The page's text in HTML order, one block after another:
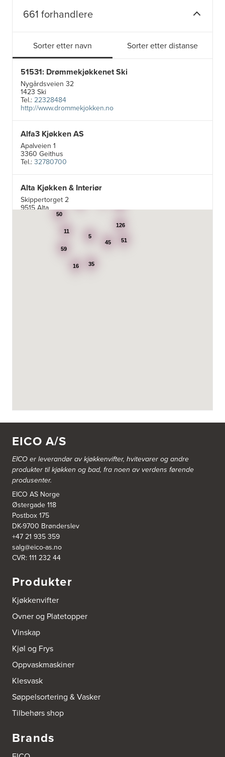
661 forhandlere
Sorter etter navn Sorter etter distanse
51531: Drømmekjøkkenet Ski
Nygårdsveien 32
1423 Ski
Tel.:22328484
http://www.drommekjokken.no
Alfa3 Kjøkken AS
Apalveien 1
3360 Geithus
Tel.:32780700
Alta Kjøkken & Interiør
Skippertorget 2
9515 Alta
99007242
Aran Scandinavia AS
Stadsing. Dahls gt. 31A
7043 Trondheim
Aurland Elektriske AS
Odden 10 A
Tel.:57-633463
Bekkestua kjøkkenstudio as
Gamle Ringeriksvei 32
1357 Bekkestua
Tel.:99228877
Bergen Kjøkkensenter A/S
Hellevegen 228
5039 Bergen
Tel.:55-395060
Nesjane 7, Vikeså
Tel.:51-454050
Bjerks Trevarefabrikk AS
Torkel Haabeths Vei 47
4325 Sandnes
Tel.:51609590
Nordahl Griegsgt 8
8624 Mo I Rana
Tel.:+47 751 53 000
Blå Bolig AS
50
45
126
35
59
51
16
5
11
EICO A/S
EICO er leverandør av kjøkkenvifter, hvitevarer og andre
produkter til kjøkken og bad, fra noen av verdens førende
produsenter.
EICO AS Norge
Østergade 118
Postbox 175
DK-9700 Brønderslev
+47 21 935 359
salg@eico-as.no
CVR: 111 232 44
Produkter
Kjøkkenvifter
Ovner og Platetopper
Vinskap
Kjøl og Frys
Oppvaskmaskiner
Klesvask
Søppelsortering & Vasker
Tilbehørs shop
Brands